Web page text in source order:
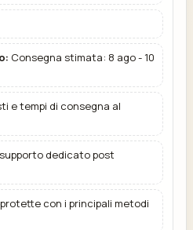
Consegna stimata: 8 ago - 10
e tempi di consegna al
dedicato post
con i principali metodi